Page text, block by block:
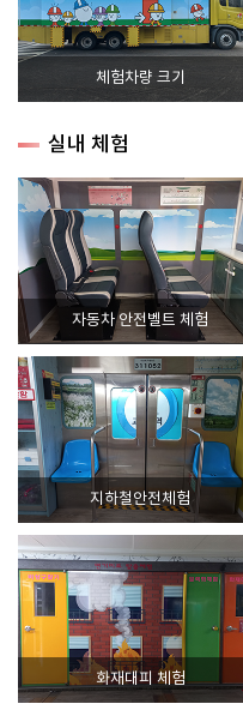
체험차량 크기
실내 체험
자동차 안전벨트 체험
지하철안전체험
화재대피 체험